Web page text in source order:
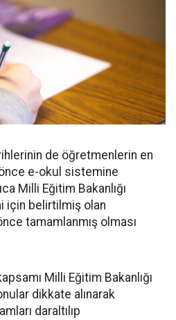
de öğretmenlerin en
e-okul sistemine
Milli Eğitim Bakanlığı
için belirtilmiş olan
tamamlanmış olması
Milli Eğitim Bakanlığı
dikkate alınarak
daraltılıp